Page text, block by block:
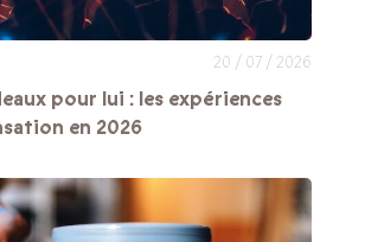
20 / 07 / 2026
pour lui : les expériences
en 2026